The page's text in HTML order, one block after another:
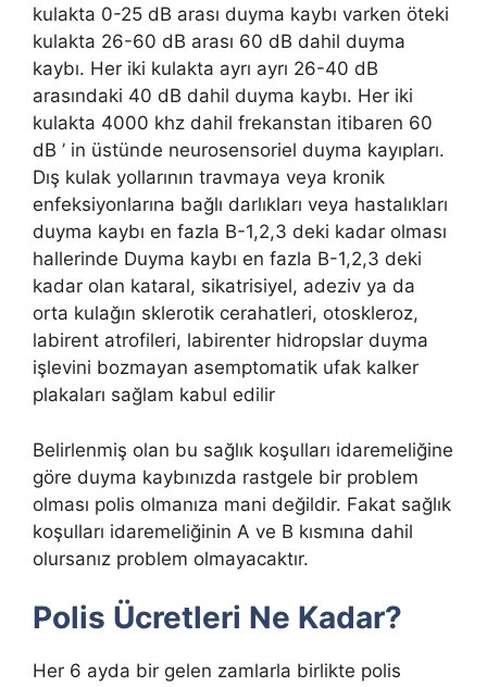
kulakta 0-25 dB arası duyma kaybı varken öteki
kulakta 26-60 dB arası 60 dB dahil duyma
kaybı. Her iki kulakta ayrı ayrı 26-40 dB
arasındaki 40 dB dahil duyma kaybı. Her iki
kulakta 4000 khz dahil frekanstan itibaren 60
dB ’ in üstünde neurosensoriel duyma kayıpları.
Dış kulak yollarının travmaya veya kronik
enfeksiyonlarına bağlı darlıkları veya hastalıkları
duyma kaybı en fazla B-1,2,3 deki kadar olması
hallerinde Duyma kaybı en fazla B-1,2,3 deki
kadar olan kataral, sikatrisiyel, adeziv ya da
orta kulağın sklerotik cerahatleri, otoskleroz,
labirent atrofileri, labirenter hidropslar duyma
işlevini bozmayan asemptomatik ufak kalker
plakaları sağlam kabul edilir
Belirlenmiş olan bu sağlık koşulları idaremeliğine
göre duyma kaybınızda rastgele bir problem
olması polis olmanıza mani değildir. Fakat sağlık
koşulları idaremeliğinin A ve B kısmına dahil
olursanız problem olmayacaktır.
Polis Ücretleri Ne Kadar?
Her 6 ayda bir gelen zamlarla birlikte polis